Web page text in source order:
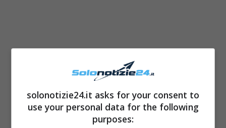
solonotizie24.it asks for your consent to
use your personal data for the following
purposes: